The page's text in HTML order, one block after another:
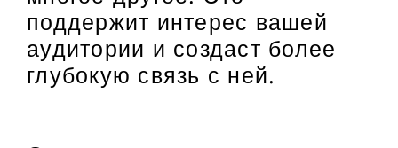
поддержит интерес вашей
аудитории и создаст более
глубокую связь с ней.